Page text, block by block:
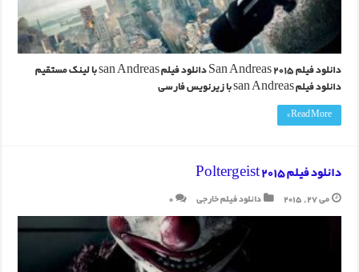
دانلود فیلم San Andreas 2015 دانلود فیلم san Andreas با لینک مستقیم
دانلود فیلم san Andreas با زیرنویس فارسی
Read More »
دانلود فیلم Poltergeist 2015
می 27, 2015 دانلود فیلم خارجی 0